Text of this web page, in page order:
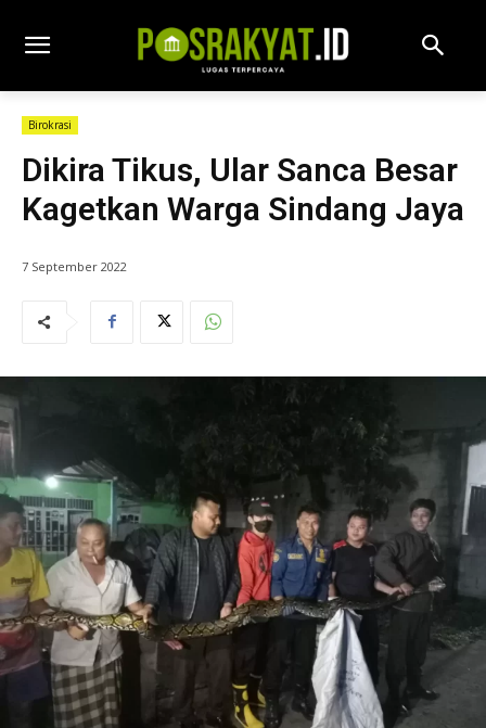
Birokrasi
Dikira Tikus, Ular Sanca Besar
Kagetkan Warga Sindang Jaya
7 September 2022